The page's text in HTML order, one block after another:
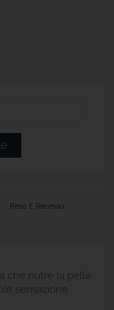
Reso E Recesso
che nutre la pelle
sensazione